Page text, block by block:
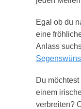
Egal ob du
eine
Anlass
Du
einem
verbreiten?